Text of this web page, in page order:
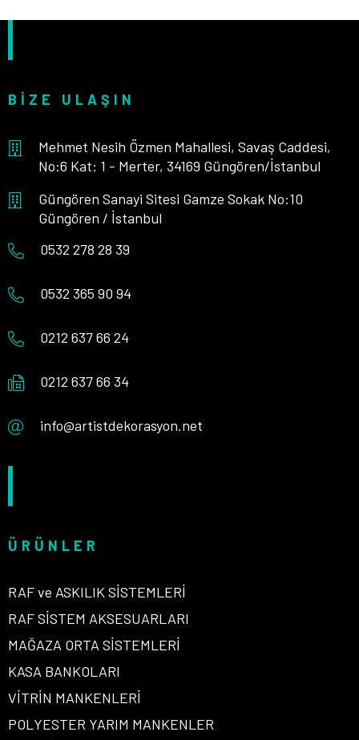
BIZE ULAŞIN
Mehmet Nesih Özmen Mahallesi, Savaş Caddesi,
No:6 Kat: 1 - Merter, 34169 Güngören/İstanbul
Güngören Sanayi Sitesi Gamze Sokak No:10
Güngören / İstanbul
0532 278 28 39
0532 365 90 94
0212 637 66 24
0212 637 66 34
info@artistdekorasyon.net
ÜRÜNLER
RAF ve ASKILIK SİSTEMLERİ
RAF SİSTEM AKSESUARLARI
MAĞAZA ORTA SİSTEMLERİ
KASA BANKOLARI
VİTRİN MANKENLERİ
POLYESTER YARIM MANKENLER